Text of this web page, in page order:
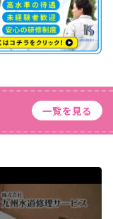
一覧を見る